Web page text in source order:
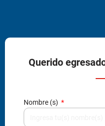
Querido
Nombre (s)